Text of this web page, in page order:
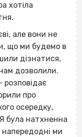
хотіла
але вони не
що ми будемо в
дізнатися,
дозволили.
розповідає
про
осередку,
Я була натхненна
ми